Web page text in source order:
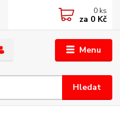
Menu
Hledat
0 ks
za 0 Kč